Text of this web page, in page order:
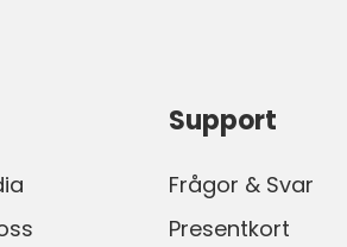
Support
Frågor & Svar
Presentkort